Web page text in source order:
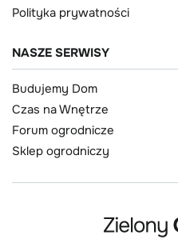
Polityka prywatności
NASZE SERWISY
Budujemy Dom
Czas na Wnętrze
Forum ogrodnicze
Sklep ogrodniczy